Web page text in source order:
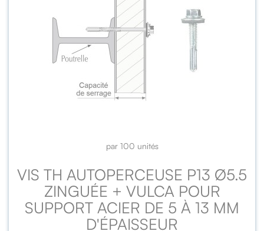
par 100 unités
VIS TH AUTOPERCEUSE P13 Ø5.5
ZINGUÉE + VULCA POUR
SUPPORT ACIER DE 5 À 13 MM
D'ÉPAISSEUR